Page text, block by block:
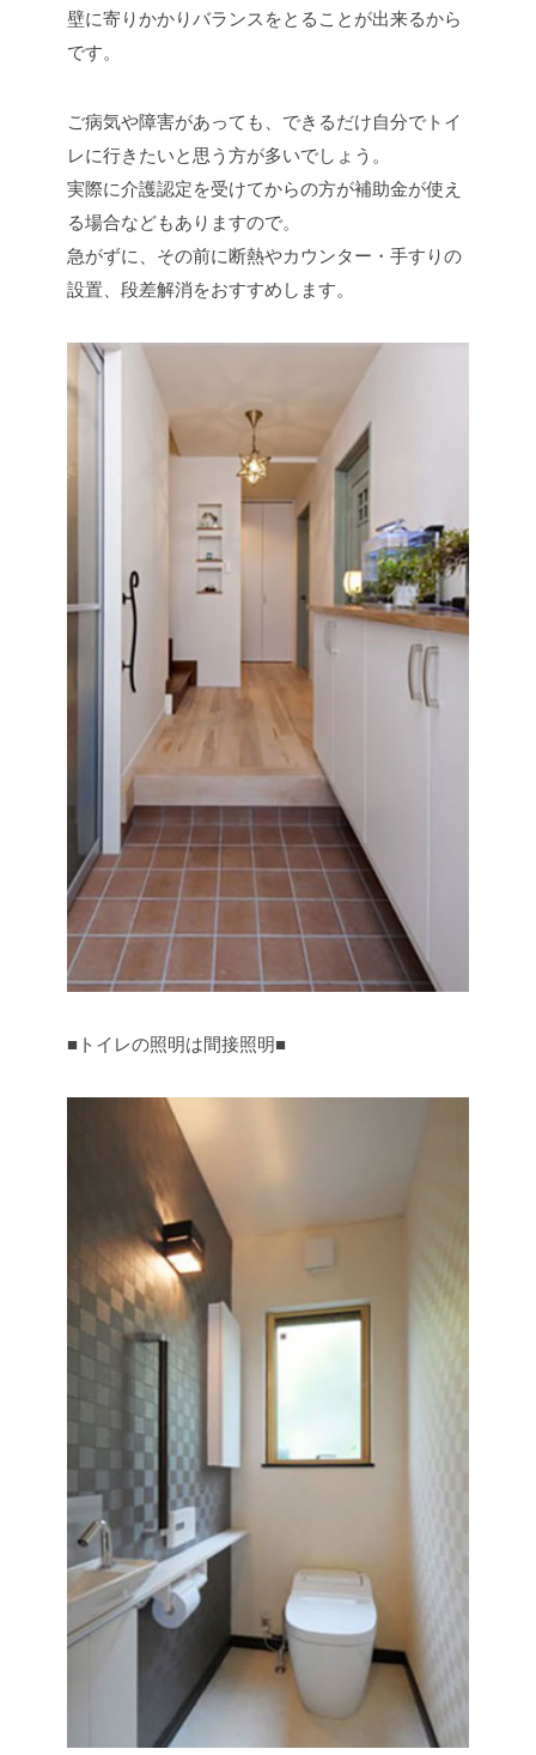
壁に寄りかかりバランスをとることが出来るから
です。
ご病気や障害があっても、できるだけ自分でトイ
レに行きたいと思う方が多いでしょう。
実際に介護認定を受けてからの方が補助金が使え
る場合などもありますので。
急がずに、その前に断熱やカウンター・手すりの
設置、段差解消をおすすめします。
■トイレの照明は間接照明■